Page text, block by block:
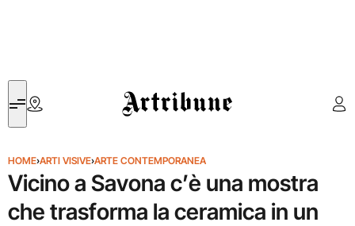
Artribune
HOME›ARTI VISIVE›ARTE CONTEMPORANEA
Vicino a Savona c’è una mostra
che trasforma la ceramica in un